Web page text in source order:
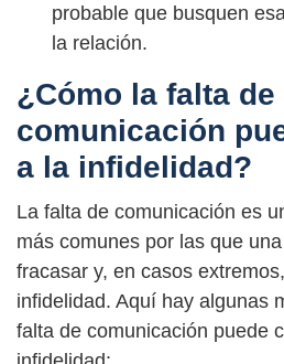
probable que busquen
la relación.
¿Cómo la falta de
comunicación
a la infidelidad?
La falta de comunicación es
más comunes por las que
fracasar y, en casos
infidelidad. Aquí hay algunas
falta de comunicación puede